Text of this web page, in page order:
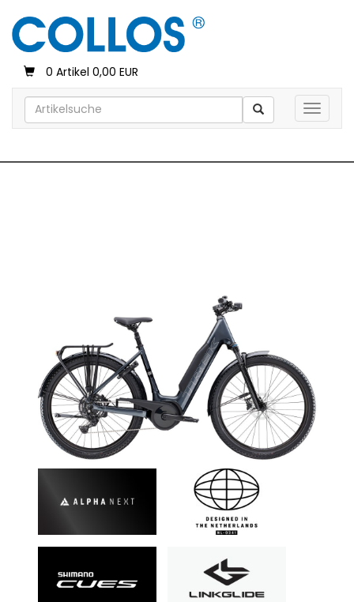
0 Artikel 0,00 EUR
Toggle